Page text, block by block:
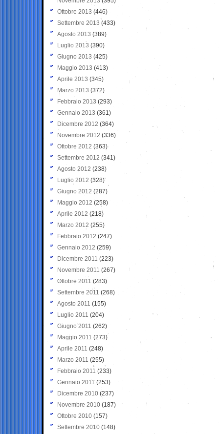
Ottobre 2013 (446)
Settembre 2013 (433)
Agosto 2013 (389)
Luglio 2013 (390)
Giugno 2013 (425)
Maggio 2013 (413)
Aprile 2013 (345)
Marzo 2013 (372)
Febbraio 2013 (293)
Gennaio 2013 (361)
Dicembre 2012 (364)
Novembre 2012 (336)
Ottobre 2012 (363)
Settembre 2012 (341)
Agosto 2012 (238)
Luglio 2012 (328)
Giugno 2012 (287)
Maggio 2012 (258)
Aprile 2012 (218)
Marzo 2012 (255)
Febbraio 2012 (247)
Gennaio 2012 (259)
Dicembre 2011 (223)
Novembre 2011 (267)
Ottobre 2011 (283)
Settembre 2011 (268)
Agosto 2011 (155)
Luglio 2011 (204)
Giugno 2011 (262)
Maggio 2011 (273)
Aprile 2011 (248)
Marzo 2011 (255)
Febbraio 2011 (233)
Gennaio 2011 (253)
Dicembre 2010 (237)
Novembre 2010 (187)
Ottobre 2010 (157)
Settembre 2010 (148)